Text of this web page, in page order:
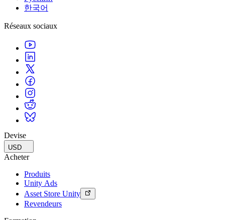
한국어
Réseaux sociaux
Devise
USD
Acheter
Produits
Unity Ads
Asset Store Unity
Revendeurs